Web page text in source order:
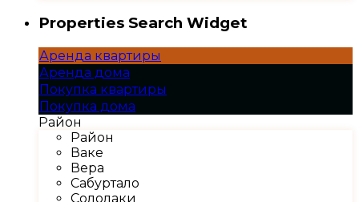
Properties Search Widget
Аренда квартиры
Аренда дома
Покупка квартиры
Покупка дома
Район
Район
Ваке
Вера
Сабуртало
Сололаки